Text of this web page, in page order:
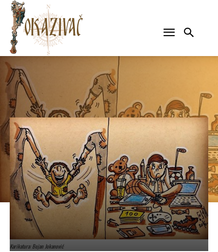
Karikatura: Bojan Jokanović